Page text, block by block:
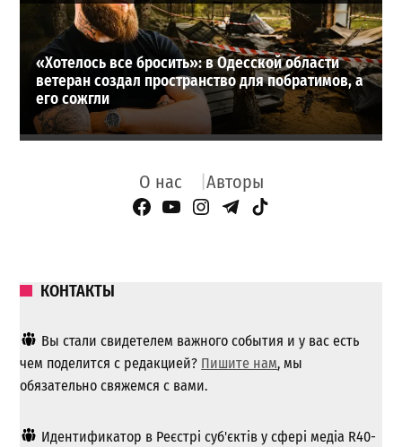
«Хотелось все бросить»: в Одесской области
ветеран создал пространство для побратимов, а
его сожгли
О нас Авторы
Facebook Page
YouTube
Instagram
Telegram
TikTok
КОНТАКТЫ
Вы стали свидетелем важного события и у вас есть
чем поделится с редакцией? Пишите нам, мы
обязательно свяжемся с вами.
Идентификатор в Реєстрі суб'єктів у сфері медіа R40-